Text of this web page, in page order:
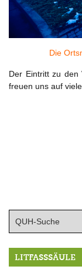
Die
Der Eintritt zu den
freuen uns auf
LITFASSSÄULE